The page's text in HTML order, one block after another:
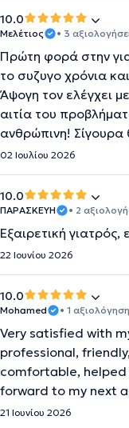
10.0
Μελέτιος • 3
Πρώτη φορά στην
το συζυγο χρόνια
Άψογη τον ελέγχει
αιτία του
ανθρώπινη! Σίγουρα
02 Ιουλίου 2026
10.0
ΠΑΡΑΣΚΕΥΗ • 2
Εξαιρετική
22 Ιουνίου 2026
10.0
Mohamed • 1 αξιολόγηση
Very satisfied with
professional,
comfortable,
forward to my next
21 Ιουνίου 2026